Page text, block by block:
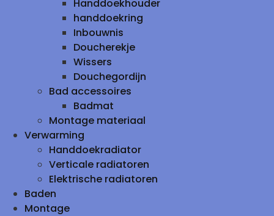
Handdoekhouder
handdoekring
Inbouwnis
Doucherekje
Wissers
Douchegordijn
Bad accessoires
Badmat
Montage materiaal
Verwarming
Handdoekradiator
Verticale radiatoren
Elektrische radiatoren
Baden
Montage